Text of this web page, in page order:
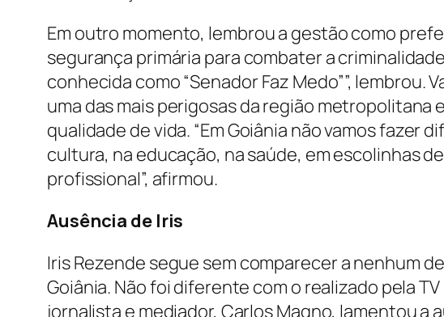
Em outro momento, lembrou a gestão como
segurança primária para combater a
conhecida como “Senador Faz Medo””, lembrou.
uma das mais perigosas da região metropolitana
qualidade de vida. “Em Goiânia não vamos fazer
cultura, na educação, na saúde, em escolinhas
profissional”, afirmou.
Ausência de Iris
Iris Rezende segue sem comparecer a nenhum
Goiânia. Não foi diferente com o realizado pela
jornalista e mediador, Carlos Magno, lamentou